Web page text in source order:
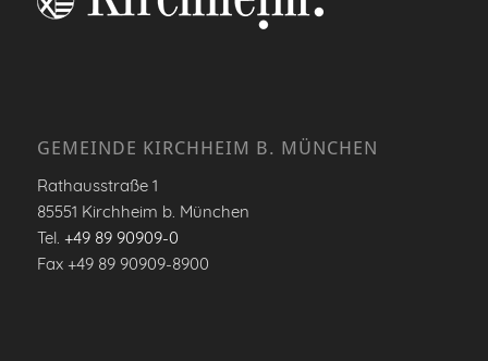
GEMEINDE KIRCHHEIM B. MÜNCHEN
Rathausstraße 1
85551 Kirchheim b. München
Tel. +49 89 90909-0
Fax +49 89 90909-8900